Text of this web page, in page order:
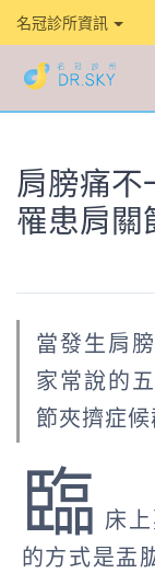
名冠診所資訊
肩膀痛不
罹患肩關
當發生肩
家常說的
節夾擠症候
臨 床
的方式是盂